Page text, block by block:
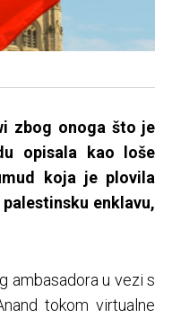
zbog onoga što je
opisala kao loše
koja je plovila
enklavu,
ambasadora u vezi s
tokom virtualne